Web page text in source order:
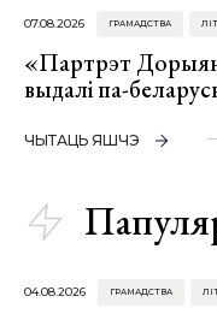
07.08.2026 ГРАМАДСТВА
«Партрэт
выдалі па-
ЧЫТАЦЬ ЯШЧЭ
04.08.2026 ГРАМАДСТВА